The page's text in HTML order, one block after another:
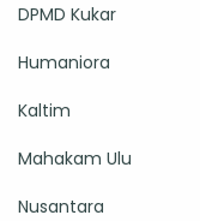
DPMD Kukar
Humaniora
Kaltim
Mahakam Ulu
Nusantara